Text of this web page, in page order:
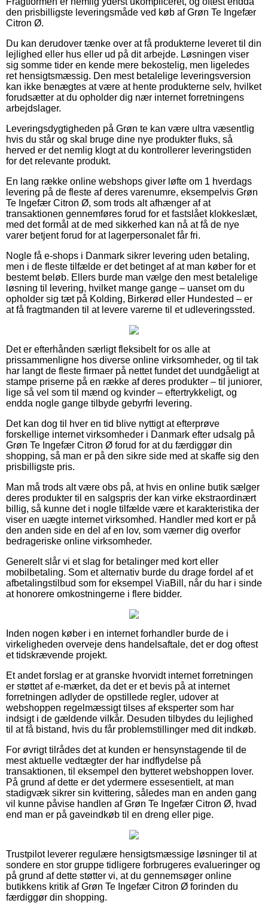
den prisbilligste leveringsmåde ved køb af Grøn Te Ingefær
Citron Ø.
Du kan derudover tænke over at få produkterne leveret til din
lejlighed eller hus eller ud på dit arbejde. Løsningen viser
sig somme tider en kende mere bekostelig, men ligeledes
ret hensigtsmæssig. Den mest betalelige leveringsversion
kan ikke benægtes at være at hente produkterne selv, hvilket
forudsætter at du opholder dig nær internet forretningens
arbejdslager.
Leveringsdygtigheden på Grøn te kan være ultra væsentlig
hvis du står og skal bruge dine nye produkter fluks, så
herved er det nemlig klogt at du kontrollerer leveringstiden
for det relevante produkt.
En lang række online webshops giver løfte om 1 hverdags
levering på de fleste af deres varenumre, eksempelvis Grøn
Te Ingefær Citron Ø, som trods alt afhænger af at
transaktionen gennemføres forud for et fastslået klokkeslæt,
med det formål at de med sikkerhed kan nå at få de nye
varer betjent forud for at lagerpersonalet får fri.
Nogle få e-shops i Danmark sikrer levering uden betaling,
men i de fleste tilfælde er det betinget af at man køber for et
bestemt beløb. Ellers burde man vælge den mest betalelige
løsning til levering, hvilket mange gange – uanset om du
opholder sig tæt på Kolding, Birkerød eller Hundested – er
at få fragtmanden til at levere varerne til et udleveringssted.
Det er efterhånden særligt fleksibelt for os alle at
prissammenligne hos diverse online virksomheder, og til tak
har langt de fleste firmaer på nettet fundet det uundgåeligt at
stampe priserne på en række af deres produkter – til juniorer,
lige så vel som til mænd og kvinder – eftertrykkeligt, og
endda nogle gange tilbyde gebyrfri levering.
Det kan dog til hver en tid blive nyttigt at efterprøve
forskellige internet virksomheder i Danmark efter udsalg på
Grøn Te Ingefær Citron Ø forud for at du færdiggør din
shopping, så man er på den sikre side med at skaffe sig den
prisbilligste pris.
Man må trods alt være obs på, at hvis en online butik sælger
deres produkter til en salgspris der kan virke ekstraordinært
billig, så kunne det i nogle tilfælde være et karakteristika der
viser en uægte internet virksomhed. Handler med kort er på
den anden side en del af en lov, som værner dig overfor
bedrageriske online virksomheder.
Generelt slår vi et slag for betalinger med kort eller
mobilbetaling. Som et alternativ burde du drage fordel af et
afbetalingstilbud som for eksempel ViaBill, når du har i sinde
at honorere omkostningerne i flere bidder.
Inden nogen køber i en internet forhandler burde de i
virkeligheden overveje dens handelsaftale, det er dog oftest
et tidskrævende projekt.
Et andet forslag er at granske hvorvidt internet forretningen
er støttet af e-mærket, da det er et bevis på at internet
forretningen adlyder de opstillede regler, udover at
webshoppen regelmæssigt tilses af eksperter som har
indsigt i de gældende vilkår. Desuden tilbydes du lejlighed
til at få bistand, hvis du får problemstillinger med dit indkøb.
For øvrigt tilrådes det at kunden er hensynstagende til de
mest aktuelle vedtægter der har indflydelse på
transaktionen, til eksempel den bytteret webshoppen lover.
På grund af dette er det ydermere essesentielt, at man
stadigvæk sikrer sin kvittering, således man en anden gang
vil kunne påvise handlen af Grøn Te Ingefær Citron Ø, hvad
end man er på gaveindkøb til en dreng eller pige.
Trustpilot leverer regulære hensigtsmæssige løsninger til at
sondere en stor gruppe tidligere forbrugeres evalueringer og
på grund af dette støtter vi, at du gennemsøger online
butikkens kritik af Grøn Te Ingefær Citron Ø forinden du
færdiggør din shopping.